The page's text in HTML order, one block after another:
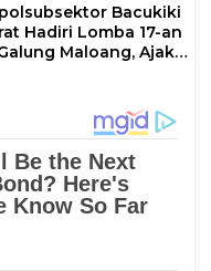
Bacukiki
Hadiri Lomba 17-an
Maloang, Ajak